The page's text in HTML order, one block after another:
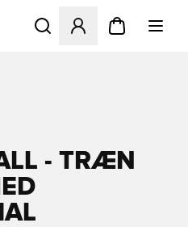
Åbner en Modal til at
- TRÆN